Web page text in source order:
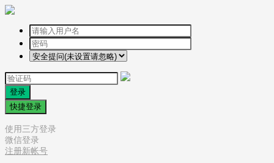
登录
快捷登录
使用三方登录
微信登录
注册新帐号